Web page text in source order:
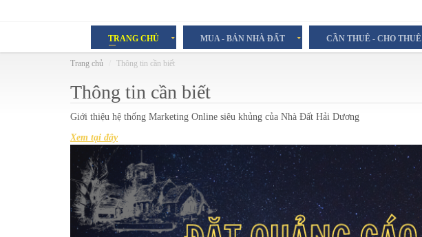
TRANG CHỦ MUA - BÁN NHÀ ĐẤT CẦN THUÊ - CHO THUÊ
Trang chủ Thông tin cần biết
Thông tin cần biết
Giới thiệu hệ thống Marketing Online siêu khủng của Nhà Đất Hải Dương
Xem tại đây